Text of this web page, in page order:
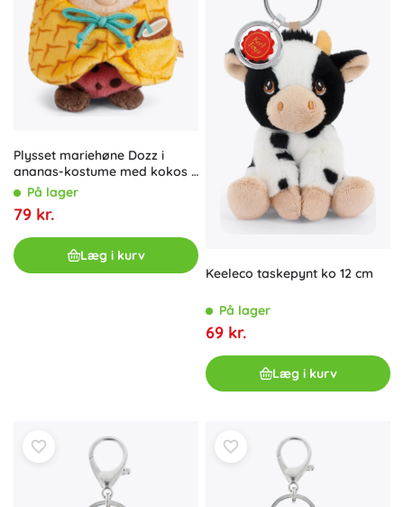
Plysset mariehøne Dozz i
ananas-kostume med kokos 8
cm – NICI MyMochi gavesæt
På lager
79 kr.
Læg i kurv
Keeleco taskepynt ko 12 cm
På lager
69 kr.
Læg i kurv